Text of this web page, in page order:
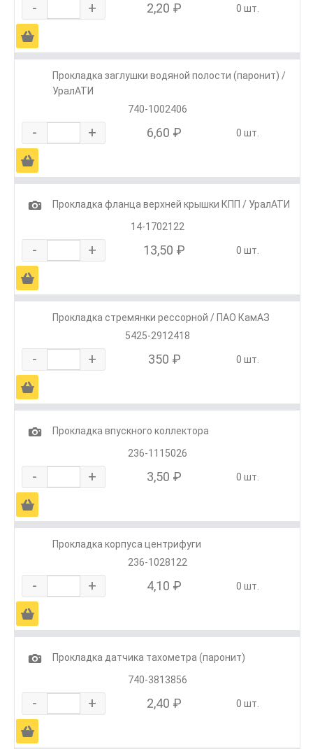
- + 2,20 ₽ 0 шт.
Ä
Прокладка заглушки водяной полости (паронит) /
УралАТИ
740-1002406
- + 6,60 ₽ 0 шт.
Ä
1
Прокладка фланца верхней крышки КПП / УралАТИ
14-1702122
- + 13,50 ₽ 0 шт.
Ä
Прокладка стремянки рессорной / ПАО КамАЗ
5425-2912418
- + 350 ₽ 0 шт.
Ä
1
Прокладка впускного коллектора
236-1115026
- + 3,50 ₽ 0 шт.
Ä
Прокладка корпуса центрифуги
236-1028122
- + 4,10 ₽ 0 шт.
Ä
1
Прокладка датчика тахометра (паронит)
740-3813856
- + 2,40 ₽ 0 шт.
Ä